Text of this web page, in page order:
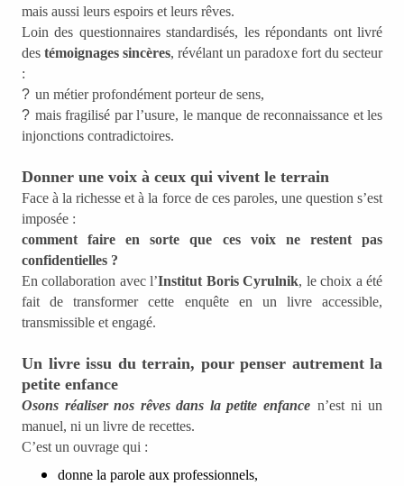
mais aussi leurs espoirs et leurs rêves.
Loin des questionnaires standardisés, les répondants ont livré
des témoignages sincères, révélant un paradoxe fort du secteur
:
? un métier profondément porteur de sens,
? mais fragilisé par l’usure, le manque de reconnaissance et les
injonctions contradictoires.
Donner une voix à ceux qui vivent le terrain
Face à la richesse et à la force de ces paroles, une question s’est
imposée :
comment faire en sorte que ces voix ne restent pas
confidentielles ?
En collaboration avec l’Institut Boris Cyrulnik, le choix a été
fait de transformer cette enquête en un livre accessible,
transmissible et engagé.
Un livre issu du terrain, pour penser autrement la
petite enfance
Osons réaliser nos rêves dans la petite enfance n’est ni un
manuel, ni un livre de recettes.
C’est un ouvrage qui :
donne la parole aux professionnels,